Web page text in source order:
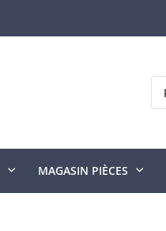
MAGASIN PIÈCES